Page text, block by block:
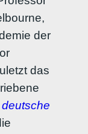
der
das